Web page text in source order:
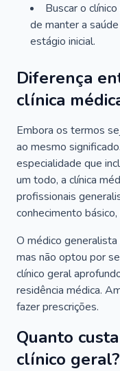
Buscar o
de manter a
estágio inicial.
Diferença
clínica
Embora os termos
ao mesmo
especialidade que
um todo, a clínica
profissionais
conhecimento
O médico generalista
mas não optou por
clínico geral
residência médica.
fazer prescrições.
Quanto
clínico geral?